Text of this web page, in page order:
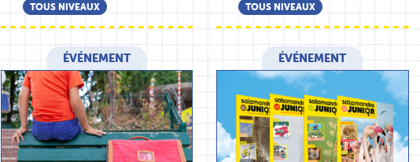
TOUS NIVEAUX
TOUS NIVEAUX
ÉVÉNEMENT ÉVÉNEMENT